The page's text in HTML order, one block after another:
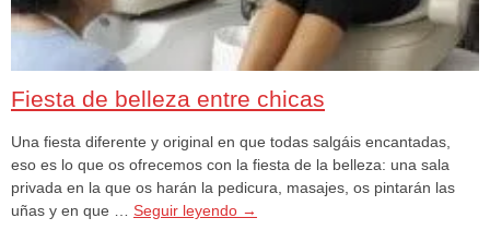
Fiesta de belleza entre chicas
Una fiesta diferente y original en que todas salgáis encantadas,
eso es lo que os ofrecemos con la fiesta de la belleza: una sala
privada en la que os harán la pedicura, masajes, os pintarán las
uñas y en que … Seguir leyendo →